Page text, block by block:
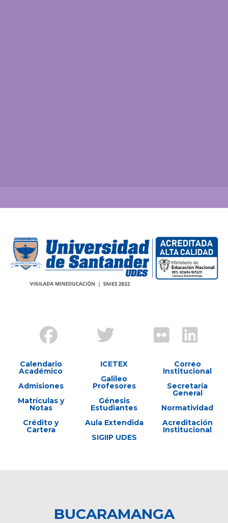
Calendario
Académico
Admisiones
Matrículas y
Notas
Crédito y
Cartera
ICETEX
Galileo
Profesores
Génesis
Estudiantes
Aula Extendida
SIGIIP UDES
Correo
Institucional
Secretaría
General
Normatividad
Acreditación
Institucional
BUCARAMANGA